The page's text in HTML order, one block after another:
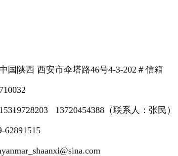
国陕西 西安市伞塔路46号4-3-202＃信箱
13720454388（联系人：张民）
62891515